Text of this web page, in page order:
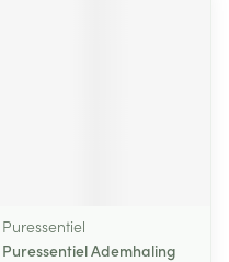
Puressentiel
Puressentiel Ademhaling